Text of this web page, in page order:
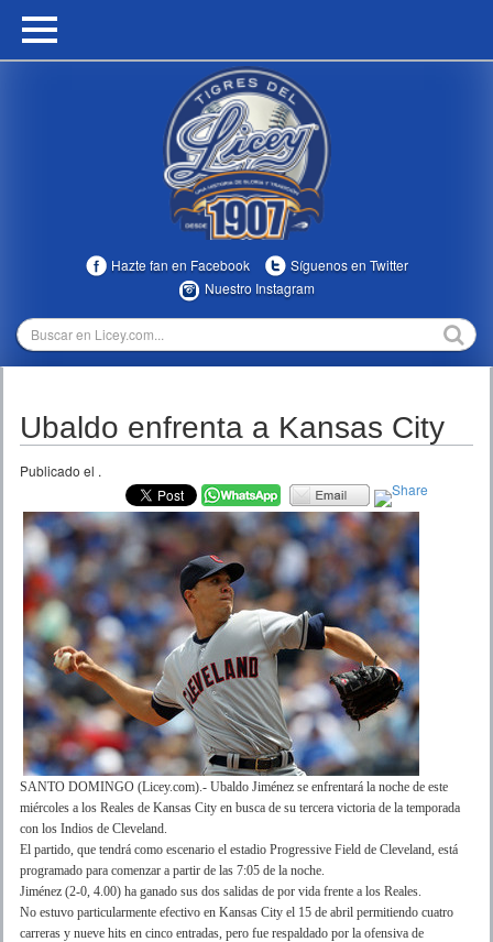
HOME
MULTIMEDIA
TEMPORADAS
Hazte fan en Facebook
Síguenos en Twitter
Nuestro Instagram
Ubaldo enfrenta a Kansas City
Publicado el .
SANTO DOMINGO (Licey.com).- Ubaldo Jiménez se enfrentará la noche de este
miércoles a los Reales de Kansas City en busca de su tercera victoria de la temporada
con los Indios de Cleveland.
El partido, que tendrá como escenario el estadio Progressive Field de Cleveland, está
programado para comenzar a partir de las 7:05 de la noche.
Jiménez (2-0, 4.00) ha ganado sus dos salidas de por vida frente a los Reales.
No estuvo particularmente efectivo en Kansas City el 15 de abril permitiendo cuatro
carreras y nueve hits en cinco entradas, pero fue respaldado por la ofensiva de